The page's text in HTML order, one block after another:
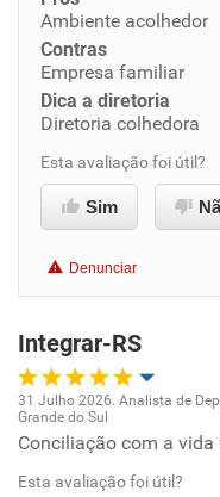
Ambiente de trabalho
Conciliação com a
Benefícios
Recomenda a
Ambiente acolhedor
Contras
Empresa familiar
Dica a diretoria
Diretoria colhedora
Esta avaliação foi útil?
Sim
Denunciar
Integrar-RS
Oportunidade de
Ambiente de trabalho
31 Julho 2026. Analista de
Grande do Sul
Conciliação com a
Esta avaliação foi útil?